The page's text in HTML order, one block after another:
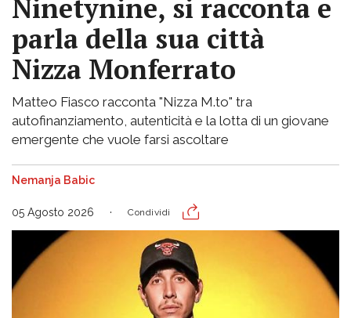
Ninetynine, si racconta e
parla della sua città
Nizza Monferrato
Matteo Fiasco racconta "Nizza M.to" tra
autofinanziamento, autenticità e la lotta di un giovane
emergente che vuole farsi ascoltare
Nemanja Babic
05 Agosto 2026 Condividi